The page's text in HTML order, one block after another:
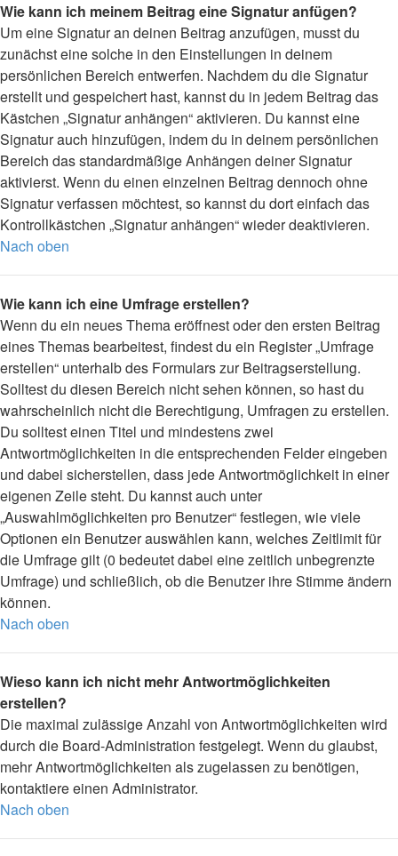
Wie kann ich meinem Beitrag eine Signatur anfügen?
Um eine Signatur an deinen Beitrag anzufügen, musst du
zunächst eine solche in den Einstellungen in deinem
persönlichen Bereich entwerfen. Nachdem du die Signatur
erstellt und gespeichert hast, kannst du in jedem Beitrag das
Kästchen „Signatur anhängen“ aktivieren. Du kannst eine
Signatur auch hinzufügen, indem du in deinem persönlichen
Bereich das standardmäßige Anhängen deiner Signatur
aktivierst. Wenn du einen einzelnen Beitrag dennoch ohne
Signatur verfassen möchtest, so kannst du dort einfach das
Kontrollkästchen „Signatur anhängen“ wieder deaktivieren.
Nach oben
Wie kann ich eine Umfrage erstellen?
Wenn du ein neues Thema eröffnest oder den ersten Beitrag
eines Themas bearbeitest, findest du ein Register „Umfrage
erstellen“ unterhalb des Formulars zur Beitragserstellung.
Solltest du diesen Bereich nicht sehen können, so hast du
wahrscheinlich nicht die Berechtigung, Umfragen zu erstellen.
Du solltest einen Titel und mindestens zwei
Antwortmöglichkeiten in die entsprechenden Felder eingeben
und dabei sicherstellen, dass jede Antwortmöglichkeit in einer
eigenen Zeile steht. Du kannst auch unter
„Auswahlmöglichkeiten pro Benutzer“ festlegen, wie viele
Optionen ein Benutzer auswählen kann, welches Zeitlimit für
die Umfrage gilt (0 bedeutet dabei eine zeitlich unbegrenzte
Umfrage) und schließlich, ob die Benutzer ihre Stimme ändern
können.
Nach oben
Wieso kann ich nicht mehr Antwortmöglichkeiten
erstellen?
Die maximal zulässige Anzahl von Antwortmöglichkeiten wird
durch die Board-Administration festgelegt. Wenn du glaubst,
mehr Antwortmöglichkeiten als zugelassen zu benötigen,
kontaktiere einen Administrator.
Nach oben